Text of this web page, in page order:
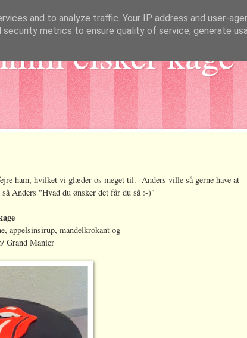
elsker kage
ham, hvilket vi glæder os meget til. Anders ville så gerne have at
Anders "Hvad du ønsker det får du så :-)"
appelsinsirup, mandelkrokant og
Grand Manier
and to analyze traffic. Your IP address and user-
metrics to ensure quality of service, generate